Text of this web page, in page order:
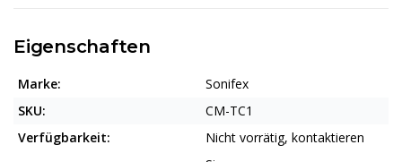
Eigenschaften
Marke:
Sonifex
SKU:
CM-TC1
Verfügbarkeit:
Nicht vorrätig, kontaktieren